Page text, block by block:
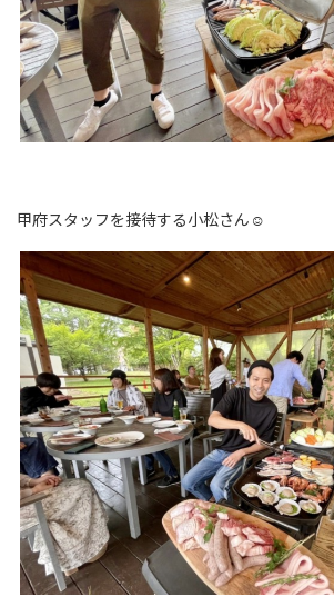
甲府スタッフを接待する小松さん☺